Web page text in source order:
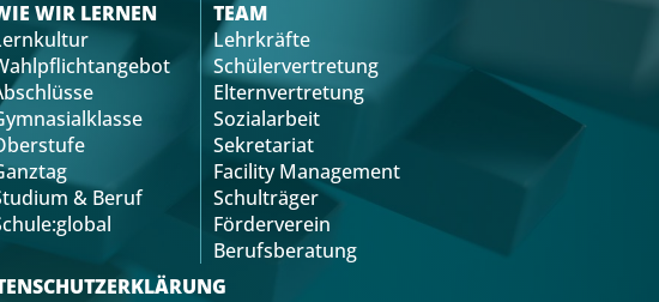
WIR LERNEN
& Beruf
TEAM
Lehrkräfte
Schülervertretung
Elternvertretung
Sozialarbeit
Sekretariat
Facility Management
Schulträger
Förderverein
Berufsberatung